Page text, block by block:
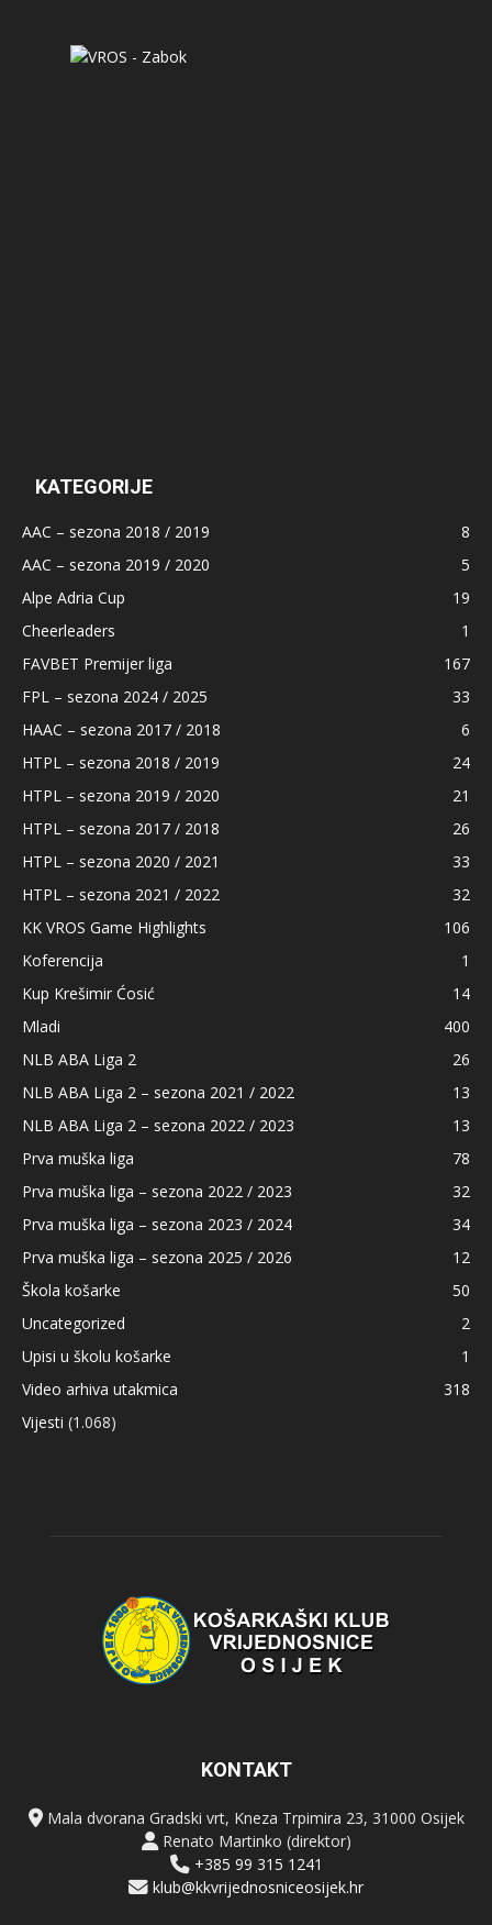
KATEGORIJE
AAC – sezona 2018 / 2019
8
AAC – sezona 2019 / 2020
5
Alpe Adria Cup
19
Cheerleaders
1
FAVBET Premijer liga
167
FPL – sezona 2024 / 2025
33
HAAC – sezona 2017 / 2018
6
HTPL – sezona 2018 / 2019
24
HTPL – sezona 2019 / 2020
21
HTPL – sezona 2017 / 2018
26
HTPL – sezona 2020 / 2021
33
HTPL – sezona 2021 / 2022
32
KK VROS Game Highlights
106
Koferencija
1
Kup Krešimir Ćosić
14
Mladi
400
NLB ABA Liga 2
26
NLB ABA Liga 2 – sezona 2021 / 2022
13
NLB ABA Liga 2 – sezona 2022 / 2023
13
Prva muška liga
78
Prva muška liga – sezona 2022 / 2023
32
Prva muška liga – sezona 2023 / 2024
34
Prva muška liga – sezona 2025 / 2026
12
Škola košarke
50
Uncategorized
2
Upisi u školu košarke
1
Video arhiva utakmica
318
Vijesti (1.068)
KONTAKT
Mala dvorana Gradski vrt, Kneza Trpimira 23, 31000 Osijek
Renato Martinko (direktor)
+385 99 315 1241
klub@kkvrijednosniceosijek.hr